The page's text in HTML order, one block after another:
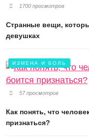
1700 просмотров
Странные вещи,
девушках
ИЗМЕНА И БОЛЬ
57 просмотров
Как понять, что
признаться?